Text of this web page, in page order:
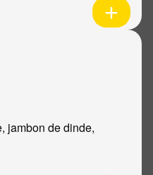
jambon de dinde,